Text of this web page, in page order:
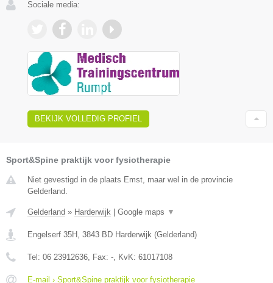
Sociale media:
BEKIJK VOLLEDIG PROFIEL
Sport&Spine praktijk voor fysiotherapie
Niet gevestigd in de plaats Emst, maar wel in de provincie
Gelderland.
Gelderland » Harderwijk | Google maps ▼
Engelserf 35H 3843 BD Harderwijk (Gelderland)
Tel: 06 23912636 , Fax: - , KvK: 61017108
E-mail › Sport&Spine praktijk voor fysiotherapie